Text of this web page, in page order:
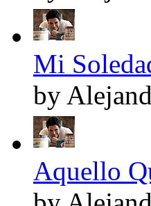
Mi
by
Aquello